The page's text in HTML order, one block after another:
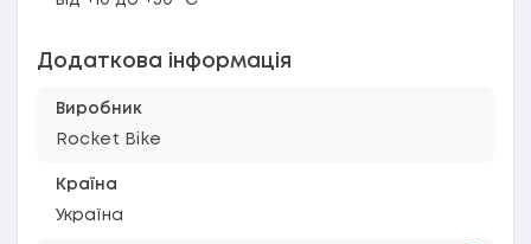
Додаткова інформація
Виробник
Rocket Bike
Країна
Україна